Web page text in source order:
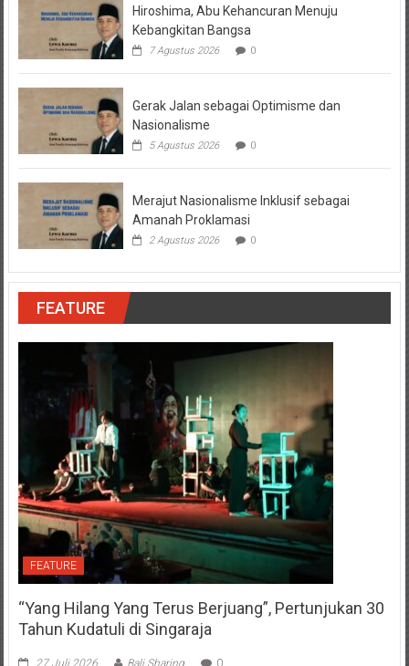
Hiroshima, Abu Kehancuran Menuju
Kebangkitan Bangsa
7 Agustus 2026 0
Gerak Jalan sebagai Optimisme dan
Nasionalisme
5 Agustus 2026 0
Merajut Nasionalisme Inklusif sebagai
Amanah Proklamasi
2 Agustus 2026 0
FEATURE
FEATURE
“Yang Hilang Yang Terus Berjuang”, Pertunjukan 30
Tahun Kudatuli di Singaraja